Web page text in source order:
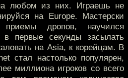
любом из них. Играешь не
на Europe. Мастерски
приемы дропов, научился
в первые секунды засылать
на Asia, к корейцам. В
стал настолько популярен,
миллиона игроков со всего